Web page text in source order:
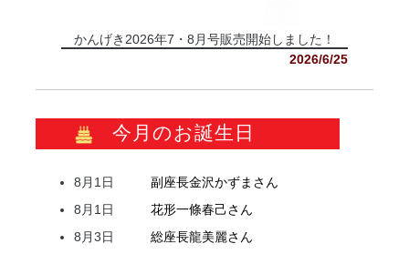
かんげき2026年7・8月号販売開始しました！
2026/6/25
今月のお誕生日
8月1日 副座長金沢かずま さん
8月1日
花形一條春己さん
8月3日
総座長龍美麗さん